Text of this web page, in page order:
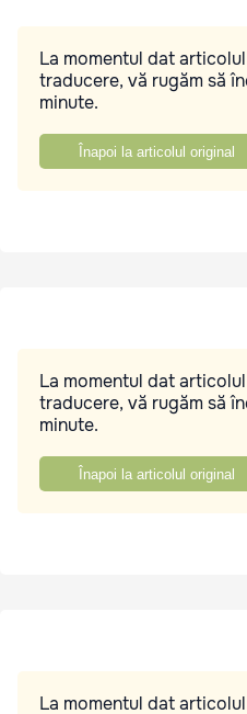
La momentul dat
traducere, vă rugăm să
minute.
Înapoi la articolul original
La momentul dat
traducere, vă rugăm să
minute.
Înapoi la articolul original
La momentul dat